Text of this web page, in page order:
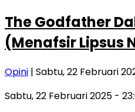
The Godfather
(Menafsir Lipsus
Opini | Sabtu, 22 Februari
Sabtu, 22 Februari 2025 -